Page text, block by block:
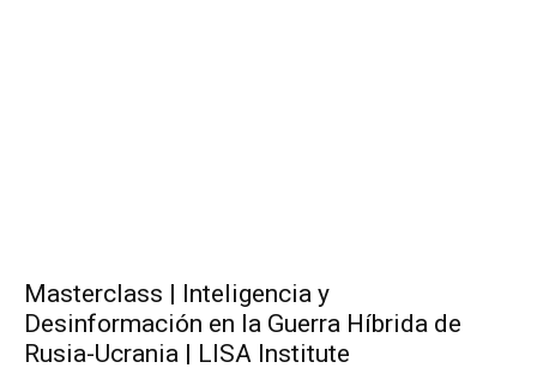
Masterclass | Inteligencia y
Desinformación en la Guerra Híbrida de
Rusia-Ucrania | LISA Institute